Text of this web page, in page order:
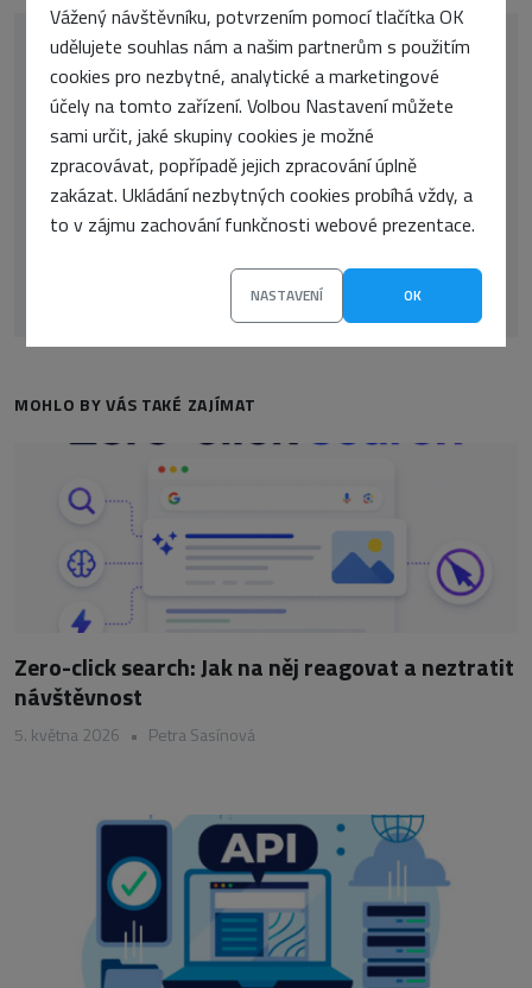
Vážený návštěvníku, potvrzením pomocí tlačítka OK
udělujete souhlas nám a našim partnerům s použitím
cookies pro nezbytné, analytické a marketingové
účely na tomto zařízení. Volbou Nastavení můžete
sami určit, jaké skupiny cookies je možné
zpracovávat, popřípadě jejich zpracování úplně
zakázat. Ukládání nezbytných cookies probíhá vždy, a
to v zájmu zachování funkčnosti webové prezentace.
NASTAVENÍ OK
Marek Soldát
MOHLO BY VÁS TAKÉ ZAJÍMAT
Zero-click search: Jak na něj reagovat a neztratit
návštěvnost
5. května 2026 • Petra Sasínová